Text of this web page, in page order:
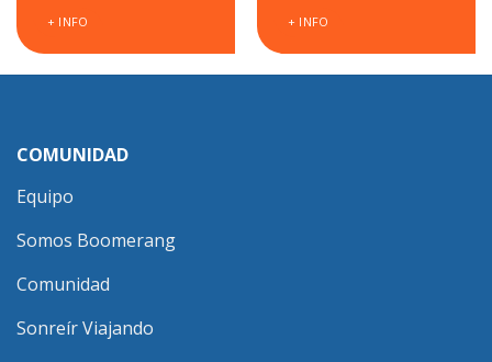
+ INFO + INFO
COMUNIDAD
Equipo
Somos Boomerang
Comunidad
Sonreír Viajando